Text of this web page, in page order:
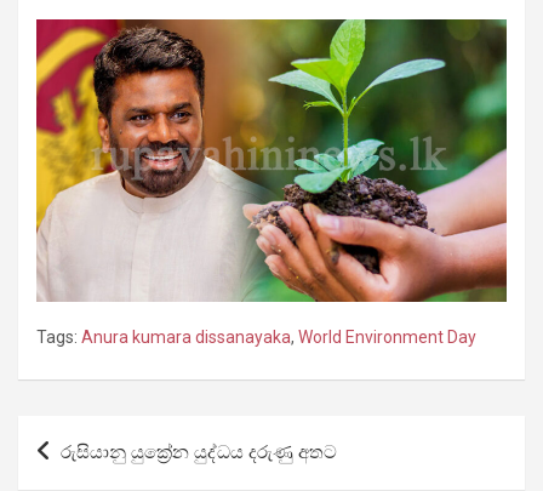
Tags: Anura kumara dissanayaka, World Environment Day
Post
navigation
රුසියානු යුක්‍රේන යුද්ධය දරුණු අතට